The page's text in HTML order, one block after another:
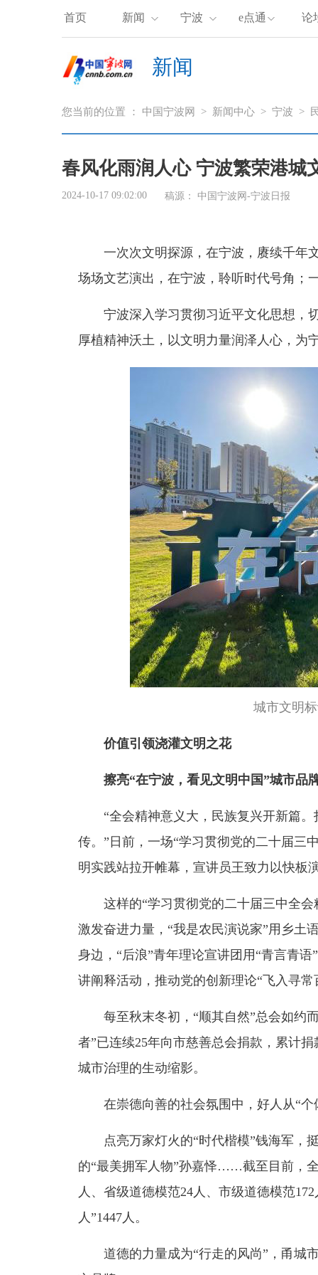
首页 新闻 宁波 e点通 论
新闻
您当前的位置 ： 中国宁波网 > 新闻中心 > 宁波 >
春风化雨润人心 宁波繁荣港城
2024-10-17 09:02:00 稿源： 中国宁波网-宁波日报
一次次文明探源，在宁波，赓续千年
场场文艺演出，在宁波，聆听时代号角
宁波深入学习贯彻习近平文化思想，
厚植精神沃土，以文明力量润泽人心，为
城市文明
价值引领浇灌文明之花
擦亮“在宁波，看见文明中国”城市品
“全会精神意义大，民族复兴开新篇。
传。”日前，一场“学习贯彻党的二十届三
明实践站拉开帷幕，宣讲员王致力以快板
这样的“学习贯彻党的二十届三中全会
激发奋进力量，“我是农民演说家”用乡土
身边，“后浪”青年理论宣讲团用“青言青
讲阐释活动，推动党的创新理论“飞入寻常
每至秋末冬初，“顺其自然”总会如约而
者”已连续25年向市慈善总会捐款，累计
城市治理的生动缩影。
在崇德向善的社会氛围中，好人从“个
点亮万家灯火的“时代楷模”钱海军，挺
的“最美拥军人物”孙嘉怿……截至目前，
人、省级道德模范24人、市级道德模范
人”1447人。
道德的力量成为“行走的风尚”，甬城市